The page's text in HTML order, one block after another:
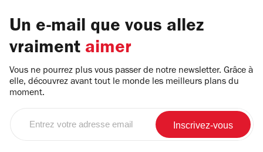
Un e-mail que vous allez
vraiment aimer
Vous ne pourrez plus vous passer de notre newsletter. Grâce à
elle, découvrez avant tout le monde les meilleurs plans du
moment.